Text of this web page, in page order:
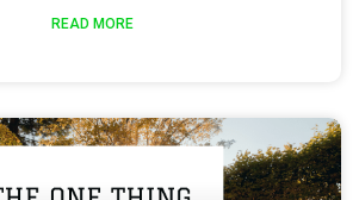
READ MORE